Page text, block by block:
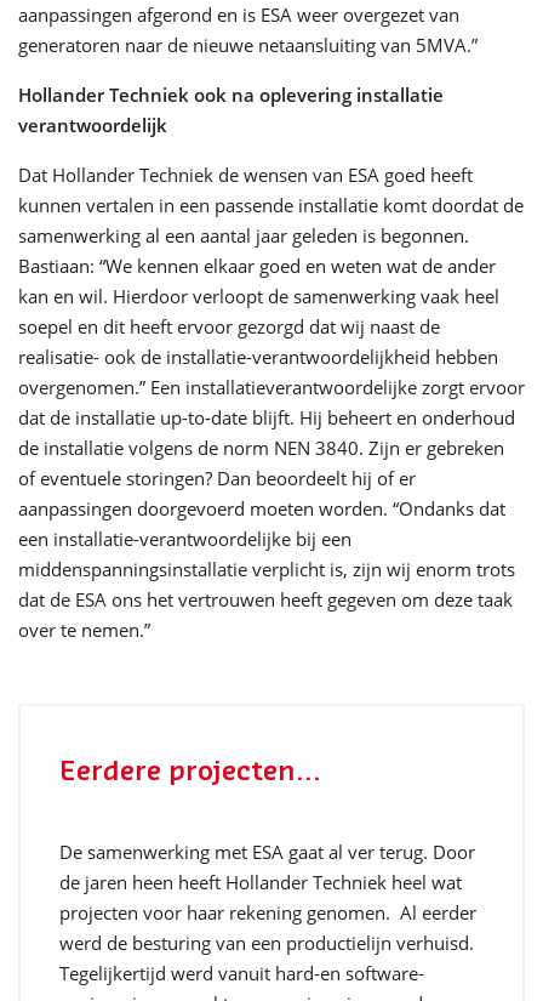
aanpassingen afgerond en is ESA weer overgezet van
generatoren naar de nieuwe netaansluiting van 5MVA.”
Hollander Techniek ook na oplevering installatie
verantwoordelijk
Dat Hollander Techniek de wensen van ESA goed heeft
kunnen vertalen in een passende installatie komt doordat de
samenwerking al een aantal jaar geleden is begonnen.
Bastiaan: “We kennen elkaar goed en weten wat de ander
kan en wil. Hierdoor verloopt de samenwerking vaak heel
soepel en dit heeft ervoor gezorgd dat wij naast de
realisatie- ook de installatie-verantwoordelijkheid hebben
overgenomen.” Een installatieverantwoordelijke zorgt ervoor
dat de installatie up-to-date blijft. Hij beheert en onderhoud
de installatie volgens de norm NEN 3840. Zijn er gebreken
of eventuele storingen? Dan beoordeelt hij of er
aanpassingen doorgevoerd moeten worden. “Ondanks dat
een installatie-verantwoordelijke bij een
middenspanningsinstallatie verplicht is, zijn wij enorm trots
dat de ESA ons het vertrouwen heeft gegeven om deze taak
over te nemen.”
Eerdere projecten...
De samenwerking met ESA gaat al ver terug. Door
de jaren heen heeft Hollander Techniek heel wat
projecten voor haar rekening genomen. Al eerder
werd de besturing van een productielijn verhuisd.
Tegelijkertijd werd vanuit hard-en software-